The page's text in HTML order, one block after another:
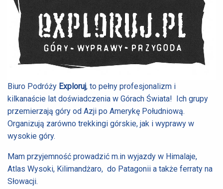
Biuro Podróży Exploruj, to pełny profesjonalizm i
kilkanaście lat doświadczenia w Górach Świata! Ich grupy
przemierzają góry od Azji po Amerykę Południową.
Organizują zarówno trekkingi górskie, jak i wyprawy w
wysokie góry.
Mam przyjemność prowadzić m.in wyjazdy w Himalaje,
Atlas Wysoki, Kilimandżaro, do Patagonii a także ferraty na
Słowacji.